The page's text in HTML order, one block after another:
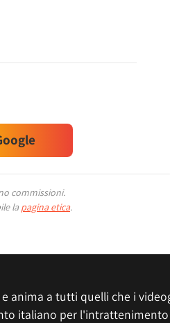
commissioni.
la pagina etica.
anima a tutti quelli che i
italiano per l'intrattenimento